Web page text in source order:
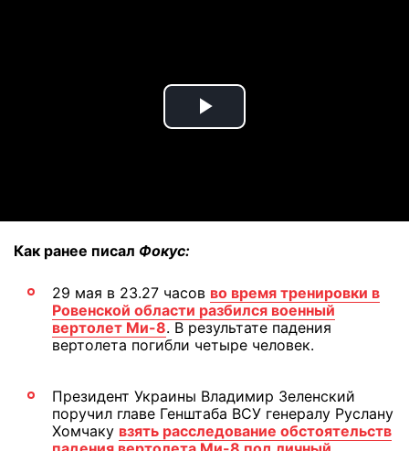
Play
Как ранее писал Фокус:
29 мая в 23.27 часов во время тренировки в
Ровенской области разбился военный
вертолет Ми-8. В результате падения
вертолета погибли четыре человек.
Президент Украины Владимир Зеленский
поручил главе Генштаба ВСУ генералу Руслану
Хомчаку взять расследование обстоятельств